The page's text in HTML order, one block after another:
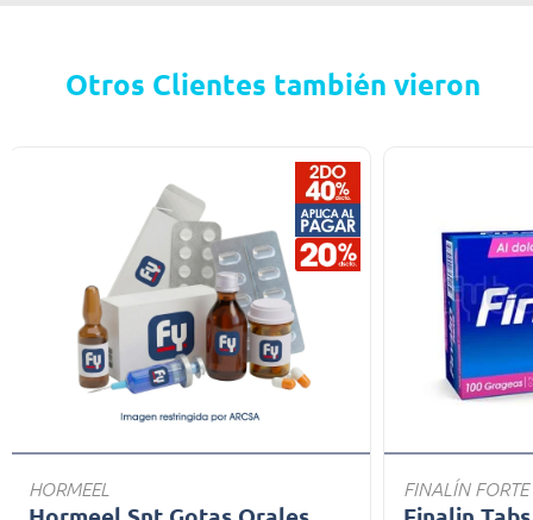
Otros Clientes también vieron
HORMEEL FINALÍN FORTE